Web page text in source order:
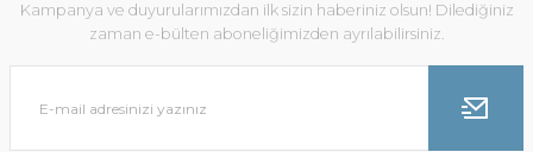
Kampanya ve duyurularımızdan ilk sizin haberiniz olsun! Dilediğiniz
zaman e-bülten aboneliğimizden ayrılabilirsiniz.